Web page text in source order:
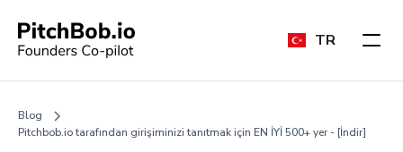
TR
Blog
Pitchbob.io tarafından girişiminizi tanıtmak için EN İYİ 500+ yer - [İndir]